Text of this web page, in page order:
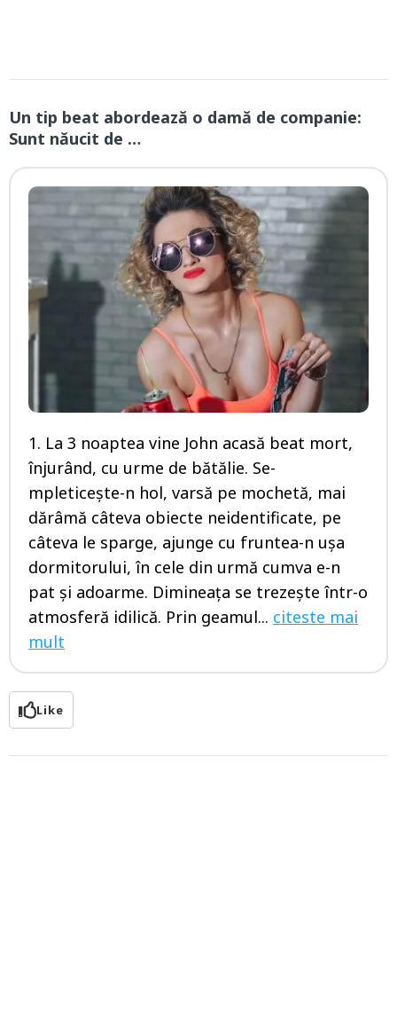
Un tip beat abordează o damă de companie:
Sunt năucit de …
1. La 3 noaptea vine John acasă beat mort,
înjurând, cu urme de bătălie. Se-
mpleticeşte-n hol, varsă pe mochetă, mai
dărâmă câteva obiecte neidentificate, pe
câteva le sparge, ajunge cu fruntea-n uşa
dormitorului, în cele din urmă cumva e-n
pat şi adoarme. Dimineaţa se trezeşte într-o
atmosferă idilică. Prin geamul... citeste mai
mult
Like